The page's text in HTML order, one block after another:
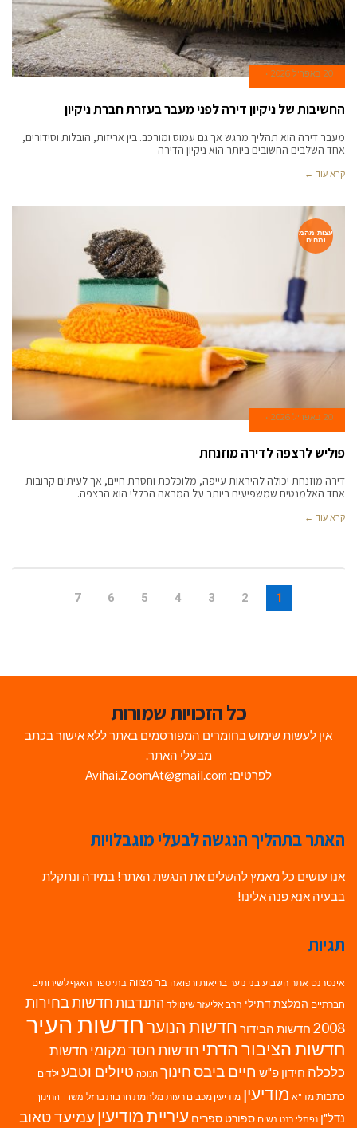
20 באפריל 2026
החשיבות של ניקיון דירה לפני מעבר בעזרת חברת ניקיון
מעבר דירה הוא תהליך מרגש אך גם עמוס ומורכב. בין אריזות, הובלות וסידורים,
אחד השלבים החשובים ביותר הוא ניקיון הדירה
קרא עוד ←
עצות מהמ
ומחים
20 באפריל 2026
פוליש לרצפה לדירה מוזנחת
דירה מוזנחת יכולה להיראות עייפה, מלוכלכת וחסרת חיים, אך לעיתים קרובות
אחד האלמנטים שמשפיעים ביותר על המראה הכללי הוא הרצפה.
קרא עוד ←
1
2
3
4
5
6
7
כל הזכויות שמורות
אין לעשות שימוש בחומרים המפורסמים באתר ללא אישור בכתב
מבעלי האתר.
לפרטים: Avihai.ZoomAt@gmail.com
האתר בתהליך הנגשה לבעלי מוגבלויות
אנו עושים כל מאמץ להשלים את הנגשת האתר! במידה ונתקלת
בבעיה אנא פנה אלינו!
תגיות
אינטרנט אתר השבוע בני נוער בריאות ורפואה בר מצווה בתי ספר האגף לשירותים
חברתיים המלצת דתילי הרב אליעזר שינוולד התנדבות חדשות בחירות
2008 חדשות הבידור חדשות הנוערחדשות העיר
חדשות הציבור הדתי חדשות חסד מקומי חדשות
כלכלה חידון פ"ש חיים ביבסחינוך חנוכה טיולים וטבע ילדים
כתבות מד"א מודיעין מודיעין מכבים רעות מלחמת חרבות ברזל משרד החינוך
נדל"ן נפתלי בנט נשים ספורט ספרים עיריית מודיעין עמיעד טאוב